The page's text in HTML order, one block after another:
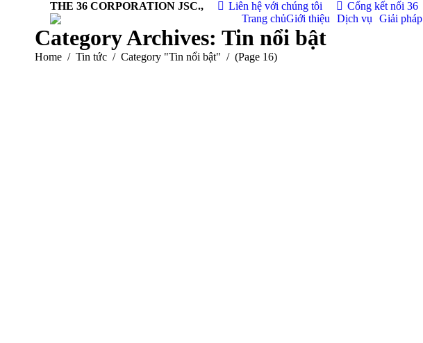
THE 36 CORPORATION JSC., Liên hệ với chúng tôi Cổng kết nối 36
Trang chủGiới thiệu Dịch vụ Giải pháp
Category Archives: Tin nổi bật
You are here:
Home Tin tức Category "Tin nổi bật" (Page 16)